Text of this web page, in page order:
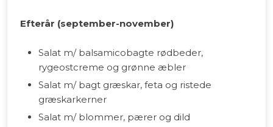
Efterår (september-november)
Salat m/ balsamicobagte rødbeder,
rygeostcreme og grønne æbler
Salat m/ bagt græskar, feta og ristede
græskarkerner
Salat m/ blommer, pærer og dild